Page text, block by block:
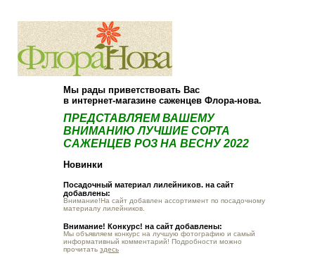
Мы рады приветствовать Вас
в интернет-магазине саженцев Флора-нова.
ПРЕДСТАВЛЯЕМ ВАШЕМУ
ВНИМАНИЮ ЛУЧШИЕ СОРТА
САЖЕНЦЕВ РОЗ НА ВЕСНУ 2022
Новинки
Посадочный материал лилейников. на сайт
добавлены:
Внимание!На сайт добавлен ассортимент по посадочному
материалу лилейников.
Внимание! Конкурс! на сайт добавлены:
Мы объявляем конкурс на лучшую фотографию и самый
информативный комментарий! Подробности можно
прочитать здесь